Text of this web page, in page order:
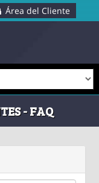
Área del Cliente
- FAQ